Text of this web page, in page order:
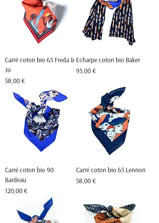
Carré coton bio 65 Freda &
Jo
Prix
58,00 €
Echarpe coton bio Baker
Prix
95,00 €
Carré coton bio 90
Bardeau
Prix
120,00 €
Carré coton bio 65 Lennon
Prix
58,00 €